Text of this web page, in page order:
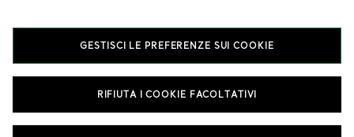
T&Co. 2026
GESTISCI LE PREFERENZE SUI COOKIE
RIFIUTA I COOKIE FACOLTATIVI